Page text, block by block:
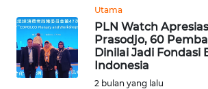
Utama
PLN Watch
Prasodjo, 60
Dinilai Jadi Fondasi
Indonesia
2 bulan yang lalu
NUSANTARA
WN
JOGJA